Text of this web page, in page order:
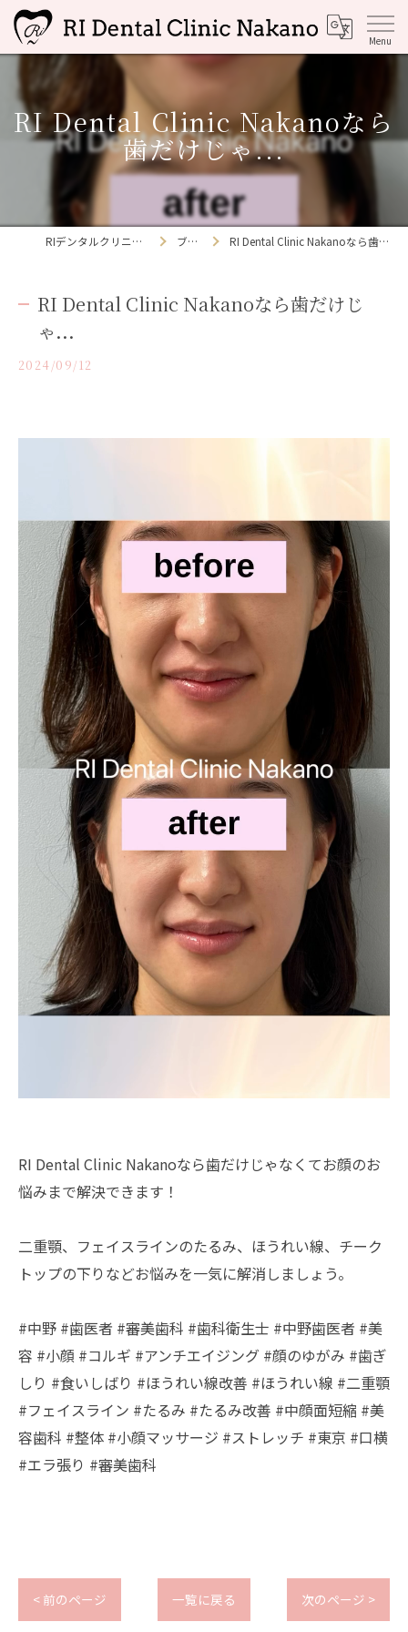
RI Dental Clinic Nakanoなら
歯だけじゃ...
RIデンタルクリニック中野 ブログ RI Dental Clinic Nakanoなら歯だけじゃ...
RI Dental Clinic Nakanoなら歯だけじ
ゃ...
2024/09/12
RI Dental Clinic Nakanoなら歯だけじゃなくてお顔のお
悩みまで解決できます！
二重顎、フェイスラインのたるみ、ほうれい線、チーク
トップの下りなどお悩みを一気に解消しましょう。
#中野 #歯医者 #審美歯科 #歯科衛生士 #中野歯医者 #美
容 #小顔 #コルギ #アンチエイジング #顔のゆがみ #歯ぎ
しり #食いしばり #ほうれい線改善 #ほうれい線 #二重顎
#フェイスライン #たるみ #たるみ改善 #中顔面短縮 #美
容歯科 #整体 #小顔マッサージ #ストレッチ #東京 #口横
#エラ張り #審美歯科
< 前のページ 一覧に戻る 次のページ >